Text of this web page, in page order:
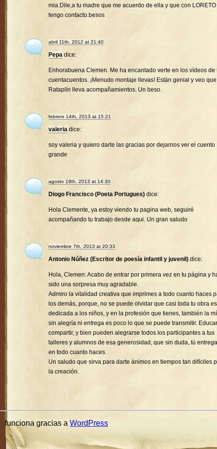
mia.Dile,a tu madre que me acuerdo de ella y que con LORETO
tengo contacto.besos
abril 11th, 2012 at 21:40
Pepa dice:
Enhorabuena Clemen. Me ha encantado verte en los vídeos de
cuentacuentos. ¡Menudo montaje llevas! Están genial y veo que
Rataplín lleva acompañamientos. Un beso.
febrero 14th, 2013 at 15:21
valeria dice:
soy valeria y quiero darte las gracias por dejarnos ver el cuento
grande
agosto 18th, 2013 at 14:30
Diogo Francisco (Poeta Portugues) dice:
Hola Clemente, ya estoy viendo tu pagina web, seguiré
acompañando tu trabajo desde aqui. Un gran saludo
noviembre 7th, 2013 at 20:33
Antonio Núñez (Escritor de poesía infantil y juvenil) dice:
Hola, Clemen: Acabo de entrar por primera vez en tu página y
sido una sorpresa muy agradable.
Admiro la vitalidad creativa que imprimes a todo cuanto haces
los demás, porque, no se puede olvidar que casi toda tu obra
dedicada a los niños, y en la profesión que tienes, también la
sin alegría ni entrega es poco lo que se puede transmitir.
compartir, y bien pueden alegrarse todos los participantes a tus
talleres y alumnos de esa generosidad, que sin duda, tú
en todo cuanto haces.
Un saludo que sirva para darte ánimos en tiempos tan difíciles
la creación.
funciona gracias a WordPress